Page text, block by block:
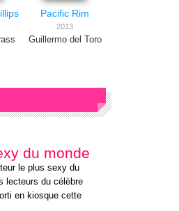
Pacific Rim
2013
Guillermo del Toro
du monde
le plus sexy du
lecteurs du célèbre
en kiosque cette